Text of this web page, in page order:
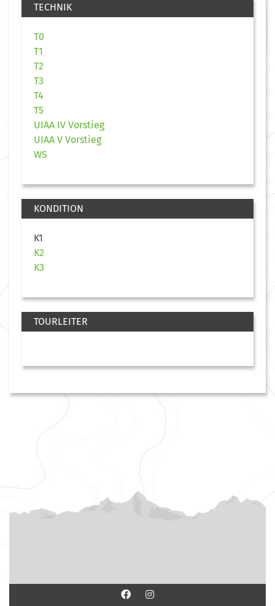
TECHNIK
T0
T1
T2
T3
T4
T5
UIAA IV Vorstieg
UIAA V Vorstieg
WS
KONDITION
K1
K2
K3
TOURLEITER